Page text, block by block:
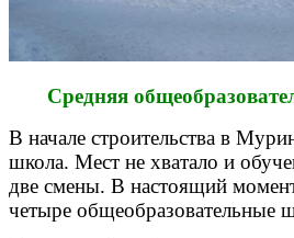
Средняя
В начале строительства в
школа. Мест не хватало и
две смены. В настоящий
четыре общеобразовательные